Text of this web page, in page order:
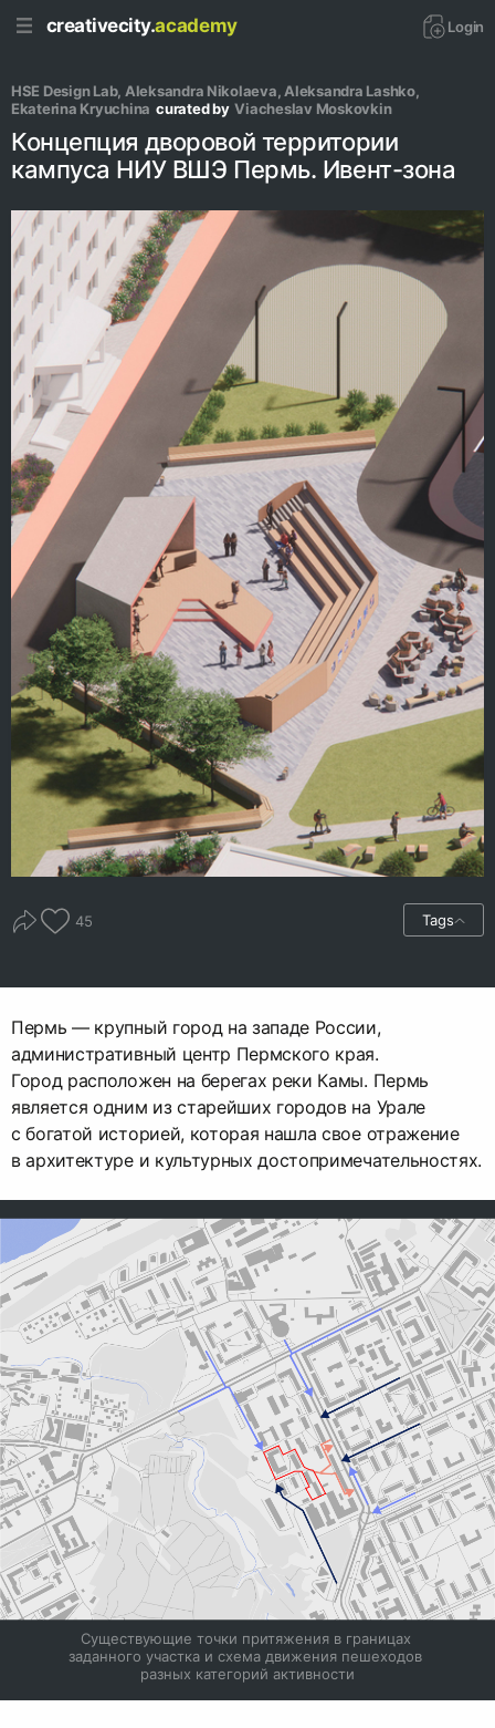
creativecity.academy Login
HSE Design Lab, Aleksandra Nikolaeva, Aleksandra Lashko,
Ekaterina Kryuchina curated by Viacheslav Moskovkin
Концепция дворовой территории
кампуса НИУ ВШЭ Пермь. Ивент-зона
45 Tags
Пермь — крупный город на западе России,
административный центр Пермского края.
Город расположен на берегах реки Камы. Пермь
является одним из старейших городов на Урале
с богатой историей, которая нашла свое отражение
в архитектуре и культурных достопримечательностях.
Существующие точки притяжения в границах
заданного участка и схема движения пешеходов
разных категорий активности